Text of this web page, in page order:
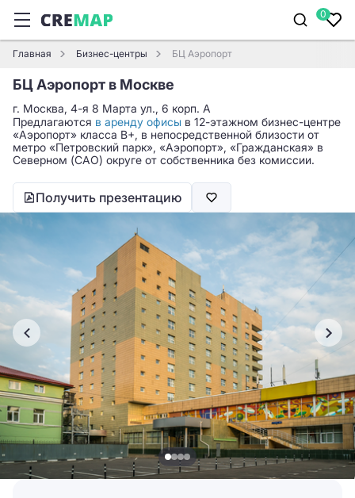
0
Главная Бизнес-центры БЦ Аэропорт
БЦ Аэропорт в Москве
г. Москва, 4-я 8 Марта ул., 6 корп. А
Предлагаются в аренду офисы в 12-этажном бизнес-центре
«Аэропорт» класса B+, в непосредственной близости от
метро «Петровский парк», «Аэропорт», «Гражданская» в
Северном (САО) округе от собственника без комиссии.
Получить презентацию